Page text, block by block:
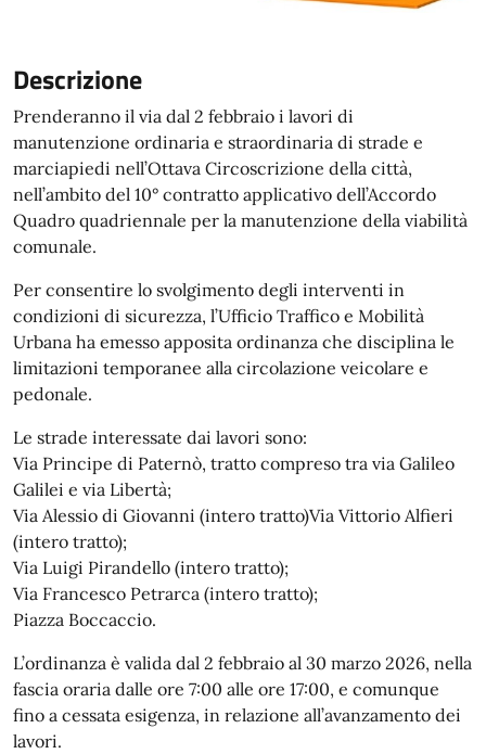
Descrizione
Prenderanno il via dal 2 febbraio i lavori di
manutenzione ordinaria e straordinaria di strade e
marciapiedi nell’Ottava Circoscrizione della città,
nell’ambito del 10° contratto applicativo dell’Accordo
Quadro quadriennale per la manutenzione della viabilità
comunale.
Per consentire lo svolgimento degli interventi in
condizioni di sicurezza, l’Ufficio Traffico e Mobilità
Urbana ha emesso apposita ordinanza che disciplina le
limitazioni temporanee alla circolazione veicolare e
pedonale.
Le strade interessate dai lavori sono:
Via Principe di Paternò, tratto compreso tra via Galileo
Galilei e via Libertà;
Via Alessio di Giovanni (intero tratto)Via Vittorio Alfieri
(intero tratto);
Via Luigi Pirandello (intero tratto);
Via Francesco Petrarca (intero tratto);
Piazza Boccaccio.
L’ordinanza è valida dal 2 febbraio al 30 marzo 2026, nella
fascia oraria dalle ore 7:00 alle ore 17:00, e comunque
fino a cessata esigenza, in relazione all’avanzamento dei
lavori.